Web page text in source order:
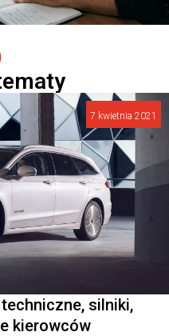
7 kwietnia 2021
silniki,
kierowców